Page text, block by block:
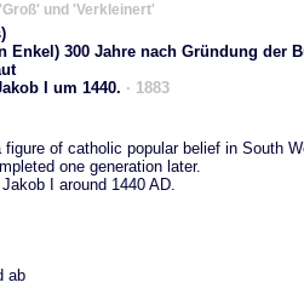
und 'Verkleinert'
300 Jahre nach Gründung der
I um 1440. · 1883
of catholic popular belief in South
one generation later.
I around 1440 AD.
ab